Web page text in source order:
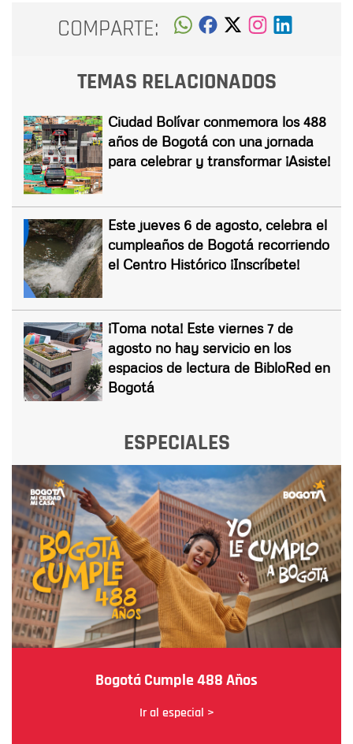
COMPARTE:
TEMAS RELACIONADOS
Ciudad Bolívar conmemora los 488
años de Bogotá con una jornada
para celebrar y transformar ¡Asiste!
Este jueves 6 de agosto, celebra el
cumpleaños de Bogotá recorriendo
el Centro Histórico ¡Inscríbete!
¡Toma nota! Este viernes 7 de
agosto no hay servicio en los
espacios de lectura de BibloRed en
Bogotá
ESPECIALES
Bogotá Cumple 488 Años
Ir al especial >